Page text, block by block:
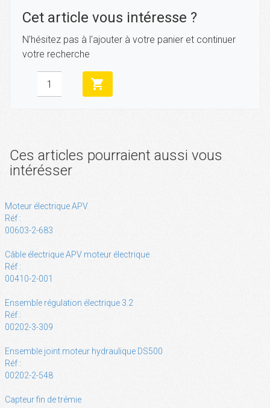
Cet article vous intéresse ?
N'hésitez pas à l'ajouter à votre panier et continuer
votre recherche
shopping_cart
Ces articles pourraient aussi vous
intérésser
Moteur électrique APV
Réf :
00603-2-683
Câble électrique APV moteur électrique
Réf :
00410-2-001
Ensemble régulation électrique 3.2
Réf :
00202-3-309
Ensemble joint moteur hydraulique DS500
Réf :
00202-2-548
Capteur fin de trémie